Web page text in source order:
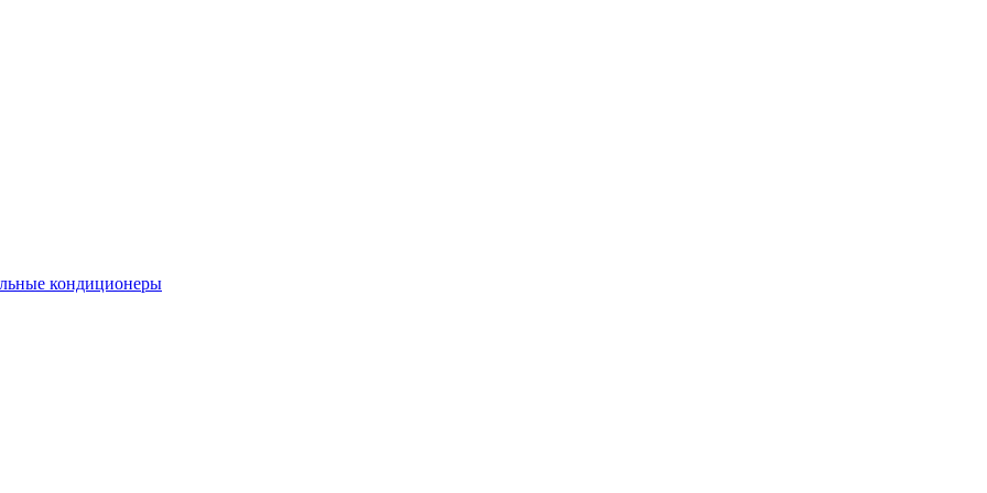
кондиционеры